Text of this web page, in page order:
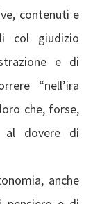
contenuti e
col giudizio
e di
“nell’ira
che, forse,
al dovere di
anche